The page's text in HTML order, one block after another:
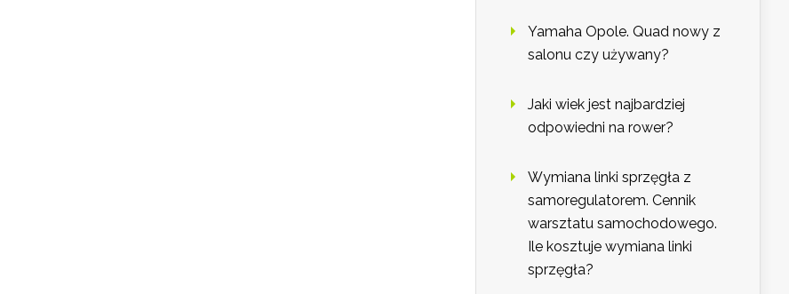
Yamaha Opole. Quad nowy z
salonu czy używany?
Jaki wiek jest najbardziej
odpowiedni na rower?
Wymiana linki sprzęgła z
samoregulatorem. Cennik
warsztatu samochodowego.
Ile kosztuje wymiana linki
sprzęgła?